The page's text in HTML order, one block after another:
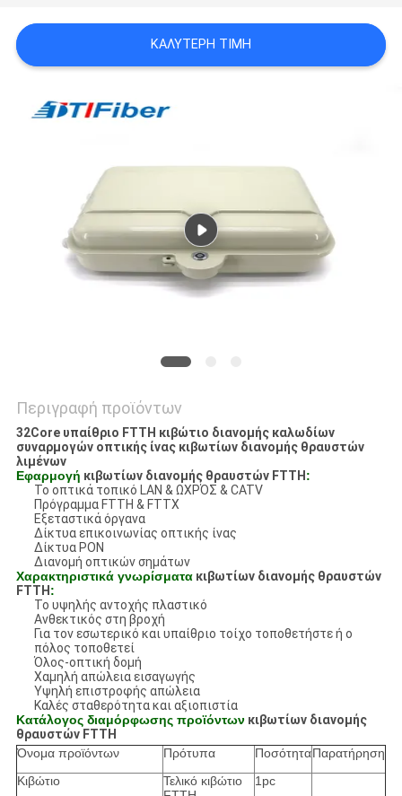
PRIVACY
POLICY
ΚΑΛΎΤΕΡΗ ΤΙΜΉ
Περιγραφή προϊόντων
32Core υπαίθριο FTTH κιβώτιο διανομής καλωδίων
συναρμογών οπτικής ίνας κιβωτίων διανομής θραυστών
λιμένων
Εφαρμογή κιβωτίων διανομής θραυστών FTTH :
Το οπτικά τοπικό LAN & ΩΧΡΌΣ & CATV
Πρόγραμμα FTTH & FTTX
Εξεταστικά όργανα
Δίκτυα επικοινωνίας οπτικής ίνας
Δίκτυα PON
Διανομή οπτικών σημάτων
Χαρακτηριστικά γνωρίσματακιβωτίων διανομής θραυστών
FTTH :
Το υψηλής αντοχής πλαστικό
Ανθεκτικός στη βροχή
Για τον εσωτερικό και υπαίθριο τοίχο τοποθετήστε ή ο
πόλος τοποθετεί
Όλος-οπτική δομή
Χαμηλή απώλεια εισαγωγής
Υψηλή επιστροφής απώλεια
Καλές σταθερότητα και αξιοπιστία
Κατάλογος διαμόρφωσης προϊόντωνκιβωτίων διανομής
θραυστών FTTH
Όνομα προϊόντων
Πρότυπα ΠοσότηταΠαρατήρηση
Κιβώτιο
Τελικό κιβώτιο
1pc